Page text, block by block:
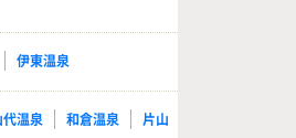
伊東温泉
代温泉 和倉温泉
片山